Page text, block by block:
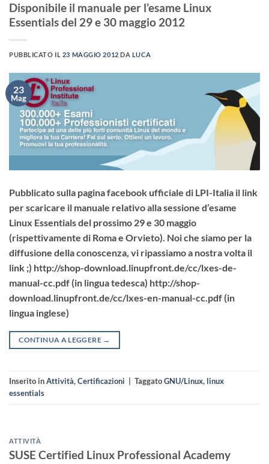
Disponibile il manuale per l’esame Linux
Essentials del 29 e 30 maggio 2012
PUBBLICATO IL 23 MAGGIO 2012 DA LUCA
23
Mag
Pubblicato sulla pagina facebook ufficiale di LPI-Italia il link
per scaricare il manuale relativo alla sessione d’esame
Linux Essentials del prossimo 29 e 30 maggio
(rispettivamente di Roma e Orvieto). Noi che siamo per la
diffusione della conoscenza, vi ripassiamo a nostra volta il
link ;) http://shop-download.linupfront.de/cc/lxes-de-
manual-cc.pdf (in lingua tedesca) http://shop-
download.linupfront.de/cc/lxes-en-manual-cc.pdf (in
lingua inglese)
CONTINUA A LEGGERE →
Inserito inAttività,Certificazioni TaggatoGNU/Linux, linux
essentials
ATTIVITÀ
SUSE Certified Linux Professional Academy